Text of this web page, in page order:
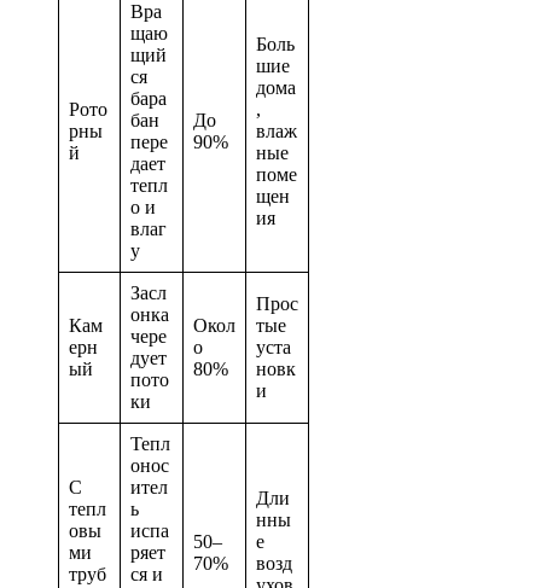
Рото
рны
й
Вра
щаю
щий
ся
бара
бан
пере
дает
тепл
о и
влаг
у
До
90%
Боль
шие
дома
,
влаж
ные
поме
щен
ия
Кам
ерн
ый
Засл
онка
чере
дует
пото
ки
Окол
о
80%
Прос
тые
уста
новк
и
С
тепл
овы
ми
труб
Тепл
онос
ител
ь
испа
ряет
ся и
50–
70%
Дли
нны
е
возд